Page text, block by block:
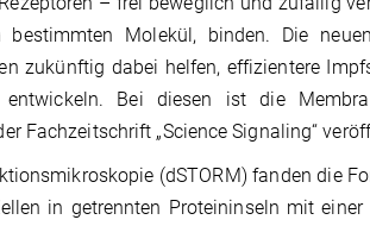
Molekül, binden. Die
zukünftig dabei helfen, effizientere
entwickeln. Bei diesen ist die
Fachzeitschrift „Science Signaling“
(dSTORM) fanden die
in getrennten Proteininseln mit einer